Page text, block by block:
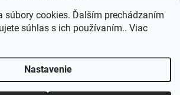
súbory cookies. Ďalším prechádzaním
súhlas s ich používaním.. Viac
Nastavenie
. Všetky práva vyhradené.Upraviť